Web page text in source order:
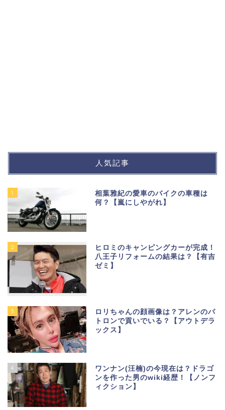
人気記事
1
相葉雅紀の愛車のバイクの車種は
何？【嵐にしやがれ】
2
ヒロミのキャンピングカーが完成！
八王子リフォームの結果は？【有吉
ゼミ】
3
ロリちゃんの顔画像は？アレンのパ
トロンで貢いでいる？【アウトデラ
ックス】
4
ワンナン(汪楠)の今現在は？ドラゴ
ンを作った男のwiki経歴！【ノンフ
ィクション】